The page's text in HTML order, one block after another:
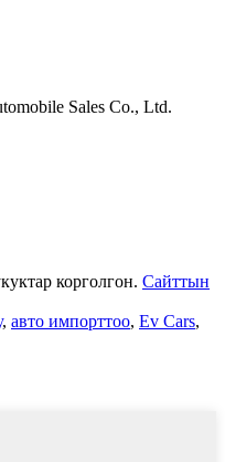
Sales Co., Ltd.
корголгон. Сайттын
, авто импорттоо, Ev Cars,